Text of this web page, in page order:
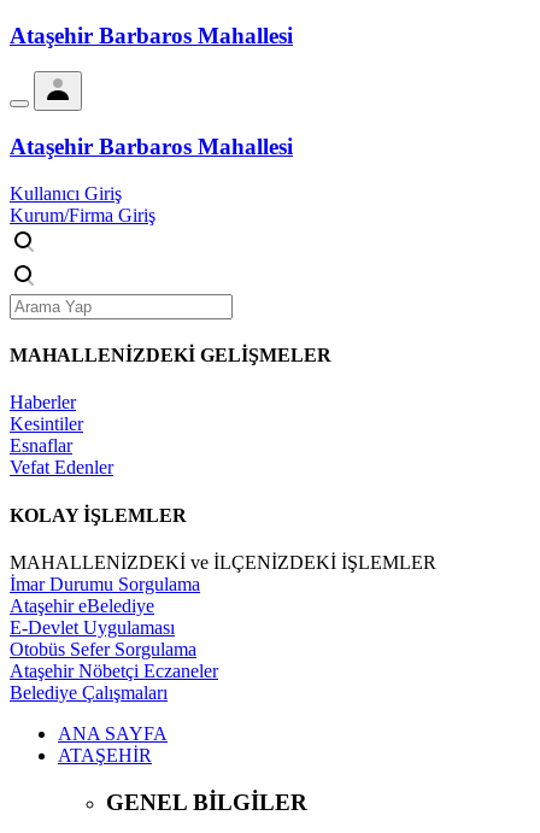
Ataşehir Barbaros Mahallesi
Ataşehir Barbaros Mahallesi
Kullanıcı Giriş
Kurum/Firma Giriş
MAHALLENİZDEKİ GELİŞMELER
Haberler
Kesintiler
Esnaflar
Vefat Edenler
KOLAY İŞLEMLER
MAHALLENİZDEKİ ve İLÇENİZDEKİ İŞLEMLER
İmar Durumu Sorgulama
Ataşehir eBelediye
E-Devlet Uygulaması
Otobüs Sefer Sorgulama
Ataşehir Nöbetçi Eczaneler
Belediye Çalışmaları
ANA SAYFA
ATAŞEHİR
GENEL BİLGİLER